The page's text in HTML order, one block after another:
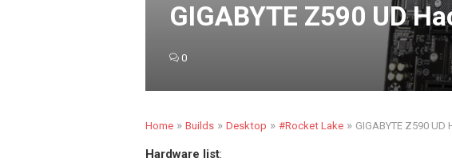
GIGABYTE Z590 UD
0
Home » Builds » Desktop » #Rocket Lake » GIGABYTE Z590
Hardware list: